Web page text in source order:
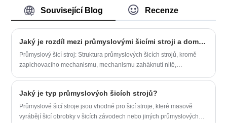
honěny.
co., ltd.Srdečně vítáme přátele ze všech
oblastí života, kteří vás navštíví, vedou a
vyjednávají obchod.
Související Blog Recenze
Jaký je rozdíl mezi průmyslovými šicími stroji a domácími šicími stroji?
Průmyslový šicí stroj: Struktura průmyslových šicích strojů, kromě
zapichovacího mechanismu, mechanismu zaháknutí nitě,
vytahování nitě, automatické zařízení pro řezání nití, automatické
zařízení pro zastavení jehly atd.
Jaký je typ průmyslových šicích strojů?
Průmyslové šicí stroje jsou vhodné pro šicí stroje, které masově
vyrábějí šicí obrobky v šicích závodech nebo jiných průmyslových